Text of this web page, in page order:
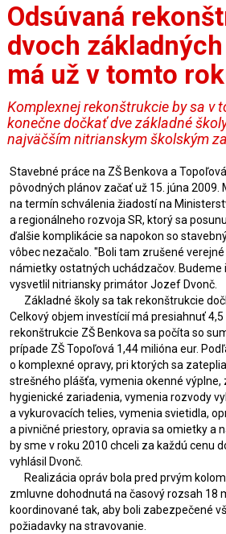
Odsúvaná
dvoch
má už v tomto
Komplexnej rekonštrukcie by sa v
konečne dočkať dve základné
najväčším nitrianskym školským
Stavebné práce na ZŠ Benkova a
pôvodných plánov začať už 15. júna 2009.
na termín schválenia žiadostí na
a regionálneho rozvoja SR, ktorý sa
ďalšie komplikácie sa napokon so
vôbec nezačalo. "Boli tam zrušené
námietky ostatných uchádzačov. Budeme
vysvetlil nitriansky primátor Jozef Dvonč.
Základné školy sa tak rekonštrukcie
Celkový objem investícií má presiahnuť
rekonštrukcie ZŠ Benkova sa počíta so
prípade ZŠ Topoľová 1,44 milióna eur.
o komplexné opravy, pri ktorých sa
strešného plášťa, vymenia okenné výplne,
hygienické zariadenia, vymenia rozvody
a vykurovacích telies, vymenia svietidla,
a pivničné priestory, opravia sa omietky a
by sme v roku 2010 chceli za každú cenu
vyhlásil Dvonč.
Realizácia opráv bola pred prvým
zmluvne dohodnutá na časový rozsah 18
koordinované tak, aby boli zabezpečené
požiadavky na stravovanie.